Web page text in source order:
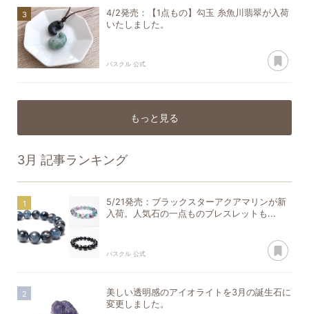
4/2発売：【1点もの】勾玉 糸魚川翡翠が入荷
いたしました。
パスクル 公式
もっと見る
3月 記事ランキング
5/21発売：ブラックスターアクアマリンが新
入荷。人気石の一点ものブレスレットも...
パスクル 公式
美しい透明感のアイオライトを3月の誕生石に
変更しました。